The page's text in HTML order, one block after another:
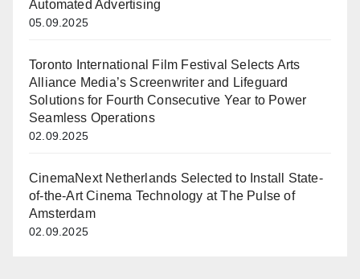
Automated Advertising
05.09.2025
Toronto International Film Festival Selects Arts
Alliance Media’s Screenwriter and Lifeguard
Solutions for Fourth Consecutive Year to Power
Seamless Operations
02.09.2025
CinemaNext Netherlands Selected to Install State-
of-the-Art Cinema Technology at The Pulse of
Amsterdam
02.09.2025